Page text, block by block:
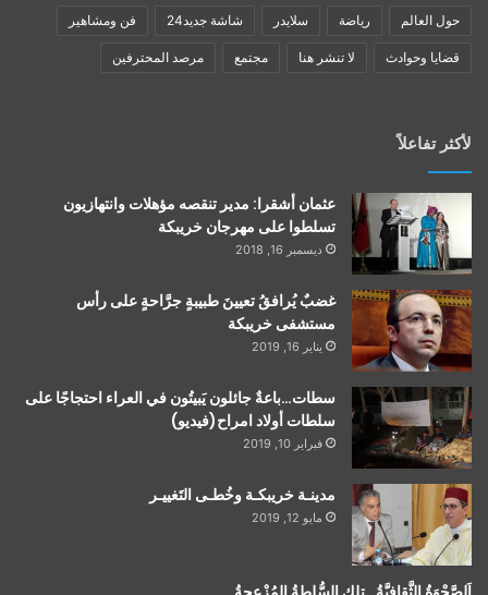
حول العالم رياضة سلايدر شاشة جديد24 فن ومشاهير
قضايا وحوادث لا تنشر هنا مجتمع مرصد المحترفين
لأكثر تفاعلاً
عثمان أشقرا: مدير تنقصه مؤهلات وانتهازيون
تسلطوا على مهرجان خريبكة
ديسمبر 16, 2018
غضبٌ يُرافقُ تعيينَ طبيبةٍ جرَّاحةٍ على رأس
مستشفى خريبكة
يناير 16, 2019
سطات…باعةٌ جائلون يَبيتُون في العراء احتجاجًا على
سلطات أولاد امراح(فيديو)
فبراير 10, 2019
مدينـة خريبكـة وخُطـى التَغييـر
مايو 12, 2019